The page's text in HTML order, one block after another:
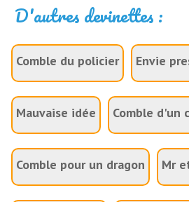
D'autres devinettes :
Comble du policier Envie
Mauvaise idée Comble d'un
Comble pour un dragon Mr